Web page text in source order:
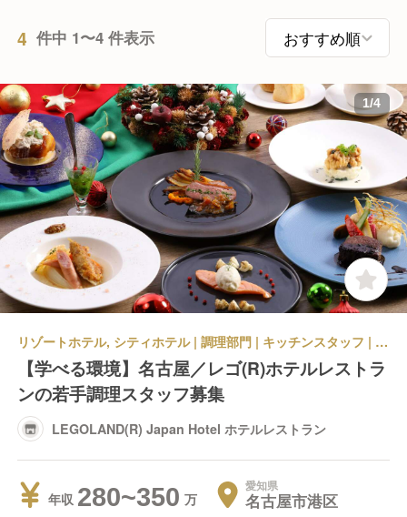
4 件中 1〜4 件表示
1/4
リゾートホテル, シティホテル | 調理部門 | キッチンスタッフ | LEGOLAND(R) Japan Hotel ホテルレストラン
【学べる環境】名古屋／レゴ(R)ホテルレストラ
ンの若手調理スタッフ募集
LEGOLAND(R) Japan Hotel ホテルレストラン
年収 280~350 愛知県
名古屋市港区